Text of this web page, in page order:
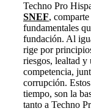
Techno Pro
SNEF,
fundamentales
fundación. Al
rige por
riesgos, lealtad y
competencia,
corrupción.
tiempo, son la
tanto a Techno